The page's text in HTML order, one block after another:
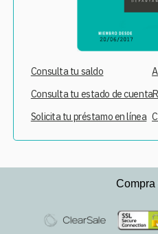
Consulta tu saldo
Consulta tu estado de cuenta
Solicita tu préstamo en línea
Compra